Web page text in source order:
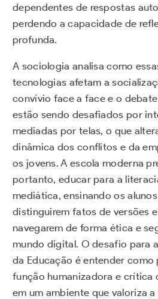
dependentes de respostas
perdendo a capacidade de
profunda.
A sociologia analisa como
tecnologias afetam a
convívio face a face e o
estão sendo desafiados por
mediadas por telas, o que
dinâmica dos conflitos e da
os jovens. A escola moderna
portanto, educar para a
mediática, ensinando os
distinguirem fatos de versões
navegarem de forma ética e
mundo digital. O desafio para
da Educação é entender como
função humanizadora e crítica
em um ambiente que valoriza